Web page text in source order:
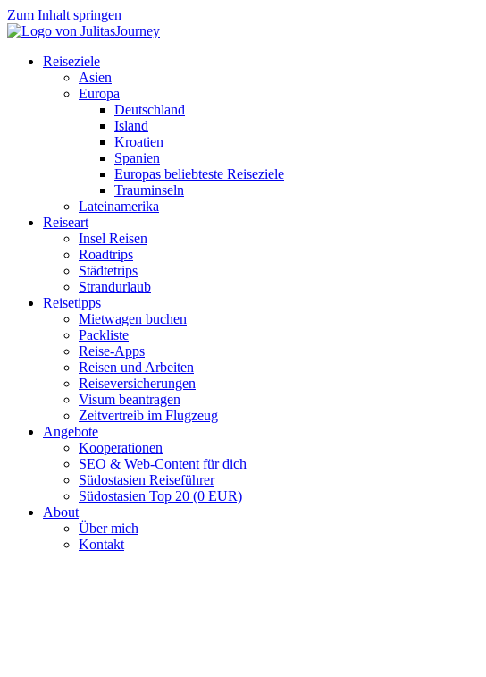
Zum Inhalt springen
Reiseziele
Asien
Europa
Deutschland
Island
Kroatien
Spanien
Europas beliebteste Reiseziele
Trauminseln
Lateinamerika
Reiseart
Insel Reisen
Roadtrips
Städtetrips
Strandurlaub
Reisetipps
Mietwagen buchen
Packliste
Reise-Apps
Reisen und Arbeiten
Reiseversicherungen
Visum beantragen
Zeitvertreib im Flugzeug
Angebote
Kooperationen
SEO & Web-Content für dich
Südostasien Reiseführer
Südostasien Top 20 (0 EUR)
About
Über mich
Kontakt